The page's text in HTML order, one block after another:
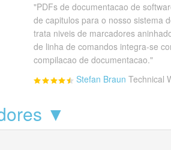
"PDFs de documentacao de
de capitulos para o nosso sistema
trata niveis de marcadores
de linha de comandos integra-se
compilacao de documentacao."
Stefan Braun Technical
▼